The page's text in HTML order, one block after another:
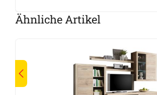
Ähnliche Artikel